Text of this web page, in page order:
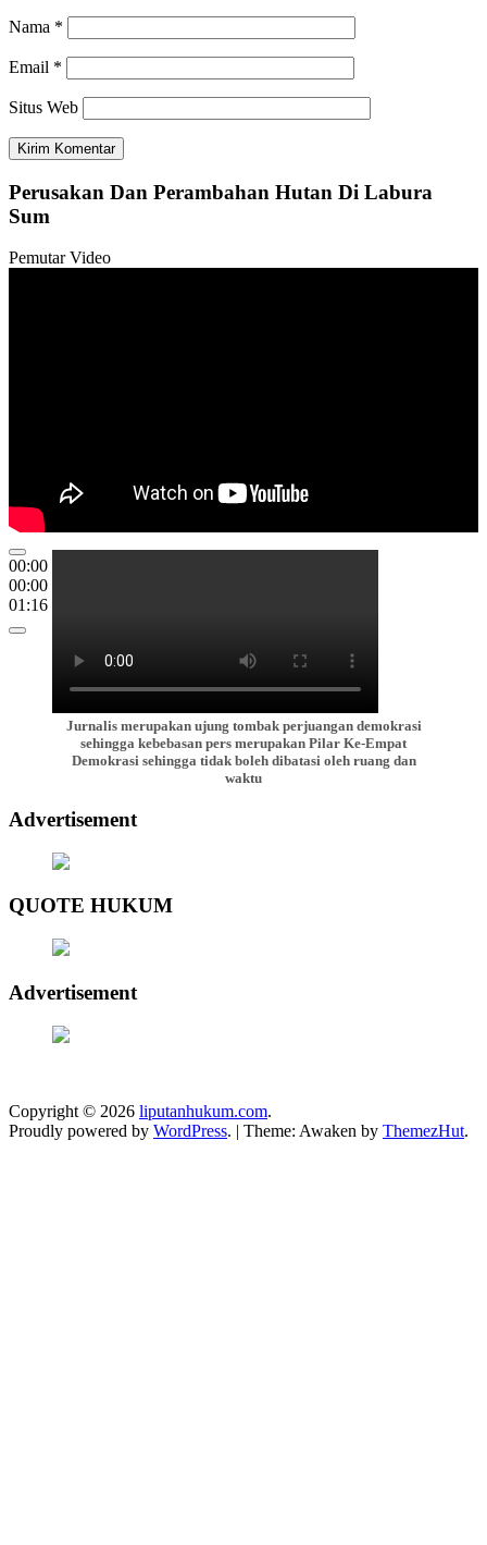
Nama *
Email *
Situs Web
Perusakan Dan Perambahan Hutan Di Labura
Sum
Pemutar Video
00:00
00:00
01:16
Jurnalis merupakan ujung tombak perjuangan demokrasi
sehingga kebebasan pers merupakan Pilar Ke-Empat
Demokrasi sehingga tidak boleh dibatasi oleh ruang dan
waktu
Advertisement
QUOTE HUKUM
Advertisement
Copyright © 2026 liputanhukum.com.
Proudly powered by WordPress. | Theme: Awaken by ThemezHut.